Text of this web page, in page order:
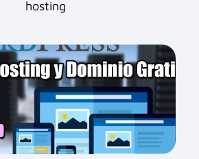
hosting